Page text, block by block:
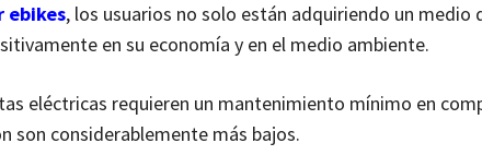
ebikes, los usuarios no solo están adquiriendo un
en su economía y en el medio ambiente.
eléctricas requieren un mantenimiento mínimo en
son considerablemente más bajos.